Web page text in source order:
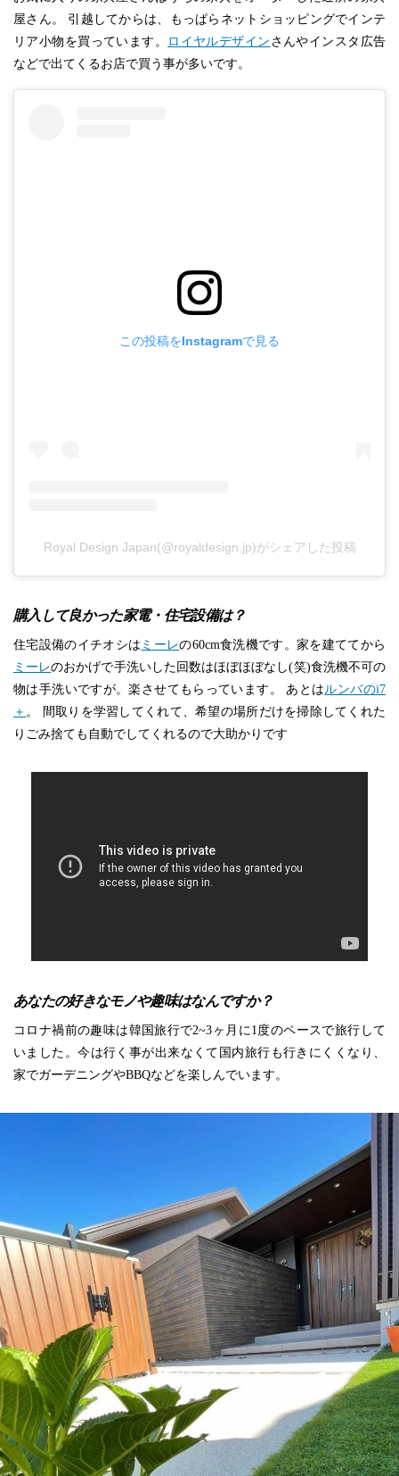
屋さん。 引越してからは、もっぱらネットショッピングでインテ
リア小物を買っています。
ロイヤルデザイン さんやインスタ広告
などで出てくるお店で買う事が多いです。
この投稿をInstagramで見る
Royal Design Japan(@royaldesign.jp)がシェアした投稿
購入して良かった家電・住宅設備は？
住宅設備のイチオシは ミーレの60cm食洗機です。家を建ててから
ミーレのおかげで手洗いした回数はほぼほぼなし(笑)食洗機不可の
物は手洗いですが。楽させてもらっています。 あとは ルンバのi7
＋ 。 間取りを学習してくれて、希望の場所だけを掃除してくれた
りごみ捨ても自動でしてくれるので大助かりです
あなたの好きなモノや趣味はなんですか？
コロナ禍前の趣味は韓国旅行で2~3ヶ月に1度のペースで旅行して
いました。今は行く事が出来なくて国内旅行も行きにくくなり、
家でガーデニングやBBQなどを楽しんでいます。